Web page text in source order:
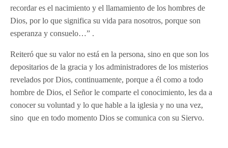
recordar es el nacimiento y el llamamiento de los hombres de
Dios, por lo que significa su vida para nosotros, porque son
esperanza y consuelo…” .
Reiteró que su valor no está en la persona, sino en que son los
depositarios de la gracia y los administradores de los misterios
revelados por Dios, continuamente, porque a él como a todo
hombre de Dios, el Señor le comparte el conocimiento, les da a
conocer su voluntad y lo que hable a la iglesia y no una vez,
sino que en todo momento Dios se comunica con su Siervo.